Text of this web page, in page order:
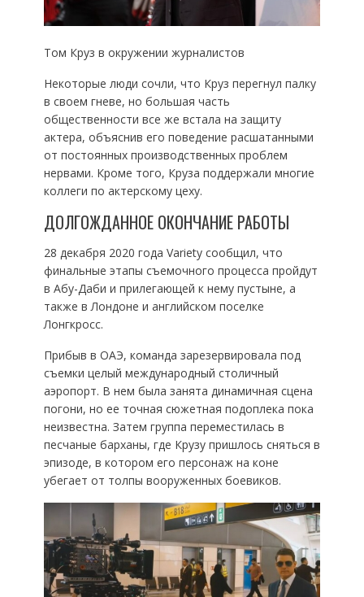
Том Круз в окружении журналистов
Некоторые люди сочли, что Круз перегнул палку
в своем гневе, но большая часть
общественности все же встала на защиту
актера, объяснив его поведение расшатанными
от постоянных производственных проблем
нервами. Кроме того, Круза поддержали многие
коллеги по актерскому цеху.
ДОЛГОЖДАННОЕ ОКОНЧАНИЕ РАБОТЫ
28 декабря 2020 года Variety сообщил, что
финальные этапы съемочного процесса пройдут
в Абу-Даби и прилегающей к нему пустыне, а
также в Лондоне и английском поселке
Лонгкросс.
Прибыв в ОАЭ, команда зарезервировала под
съемки целый международный столичный
аэропорт. В нем была занята динамичная сцена
погони, но ее точная сюжетная подоплека пока
неизвестна. Затем группа переместилась в
песчаные барханы, где Крузу пришлось сняться в
эпизоде, в котором его персонаж на коне
убегает от толпы вооруженных боевиков.